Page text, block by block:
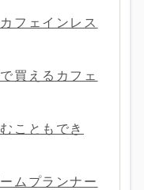
フェインレス
買えるカフェ
こともでき
ムプランナー